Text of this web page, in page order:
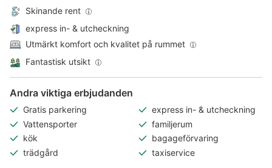
Skinande rent
express in- & utcheckning
Utmärkt komfort och kvalitet på rummet
Fantastisk utsikt
Andra viktiga erbjudanden
Gratis parkering
express in- & utcheckning
Vattensporter
familjerum
kök
bagageförvaring
trädgård
taxiservice